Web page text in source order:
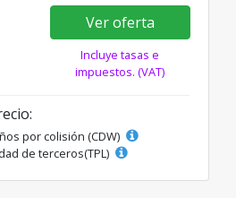
Ver oferta
Incluye tasas e
impuestos. (VAT)
por colisión (CDW)
de terceros(TPL)